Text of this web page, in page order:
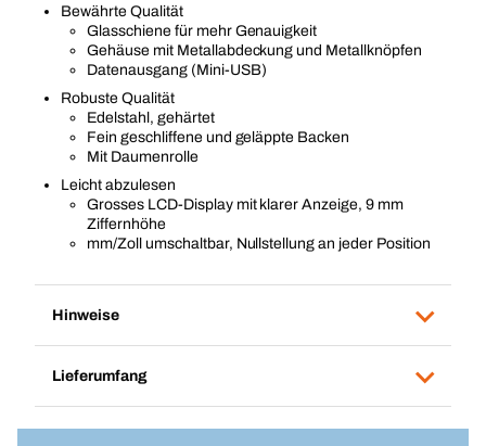
Bewährte Qualität
Glasschiene für mehr Genauigkeit
Gehäuse mit Metallabdeckung und Metallknöpfen
Datenausgang (Mini-USB)
Robuste Qualität
Edelstahl, gehärtet
Fein geschliffene und geläppte Backen
Mit Daumenrolle
Leicht abzulesen
Grosses LCD-Display mit klarer Anzeige, 9 mm
Ziffernhöhe
mm/Zoll umschaltbar, Nullstellung an jeder Position
Hinweise
Lieferumfang